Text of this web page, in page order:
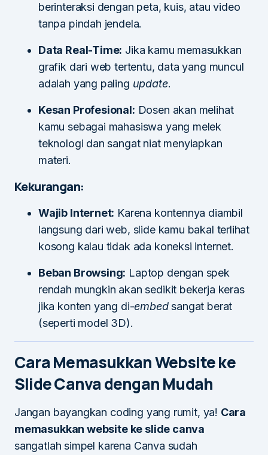
berinteraksi dengan peta, kuis, atau video
tanpa pindah jendela.
Data Real-Time: Jika kamu memasukkan
grafik dari web tertentu, data yang muncul
adalah yang paling update.
Kesan Profesional: Dosen akan melihat
kamu sebagai mahasiswa yang melek
teknologi dan sangat niat menyiapkan
materi.
Kekurangan:
Wajib Internet: Karena kontennya diambil
langsung dari web, slide kamu bakal terlihat
kosong kalau tidak ada koneksi internet.
Beban Browsing: Laptop dengan spek
rendah mungkin akan sedikit bekerja keras
jika konten yang di-embedsangat berat
(seperti model 3D).
Cara Memasukkan Website ke
Slide Canva dengan Mudah
Jangan bayangkan coding yang rumit, ya! Cara
memasukkan website ke slide canva
sangatlah simpel karena Canva sudah